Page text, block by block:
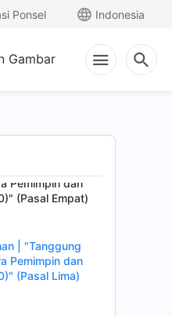
Ponsel Indonesia
Gambar
| "Tanggung
Pemimpin dan
(Pasal Empat)
| "Tanggung
Pemimpin dan
(Pasal Lima)